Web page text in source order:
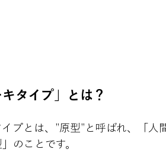
キタイプ」とは？
イプとは、”原型”と呼ばれ、「
のことです。